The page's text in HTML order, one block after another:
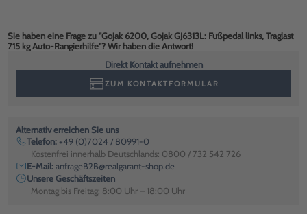
Sie haben eine Frage zu "Gojak 6200, Gojak GJ6313L: Fußpedal links, Traglast
715 kg Auto-Rangierhilfe"? Wir haben die Antwort!
Direkt Kontakt aufnehmen
ZUM KONTAKTFORMULAR
Alternativ erreichen Sie uns
Telefon: +49 (0)7024 / 80991-0
Kostenfrei innerhalb Deutschlands: 0800 / 732 542 726
E-Mail:anfrageB2B@realgarant-shop.de
Unsere Geschäftszeiten
Montag bis Freitag: 8:00 Uhr – 18:00 Uhr